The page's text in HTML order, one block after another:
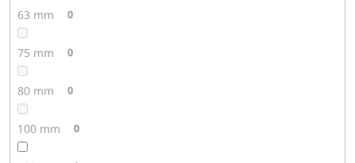
63 mm 0
75 mm 0
80 mm 0
100 mm 0